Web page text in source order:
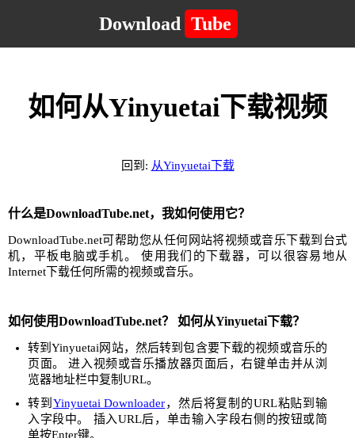
Download Tube
如何从Yinyuetai下载视频
回到: 从Yinyuetai下载
什么是DownloadTube.net，我如何使用它？
DownloadTube.net可帮助您从任何网站将视频或音乐下载到台式
机，平板电脑或手机。 使用我们的下载器，可以很容易地从
Internet下载任何所需的视频或音乐。
如何使用DownloadTube.net？ 如何从Yinyuetai下载？
转到Yinyuetai网站，然后转到包含要下载的视频或音乐的
页面。 进入视频或音乐播放器页面后，右键单击并从浏
览器地址栏中复制URL。
转到 Yinyuetai Downloader，然后将复制的URL粘贴到输
入字段中。 插入URL后，单击输入字段右侧的按钮或简
单按Enter键。